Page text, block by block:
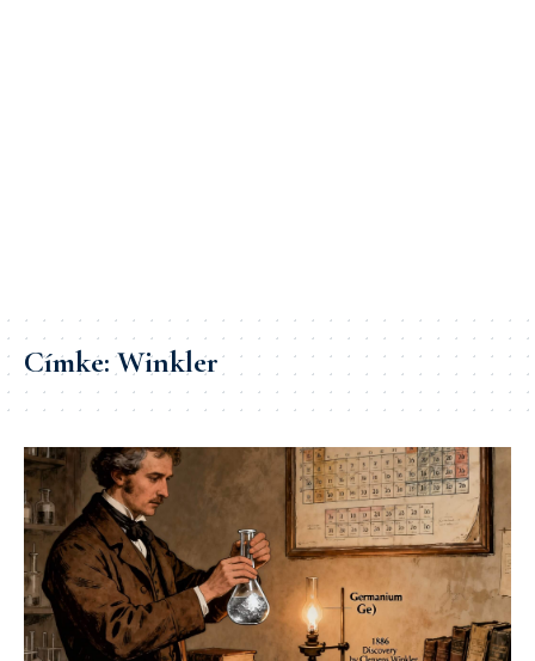
Címke:Winkler